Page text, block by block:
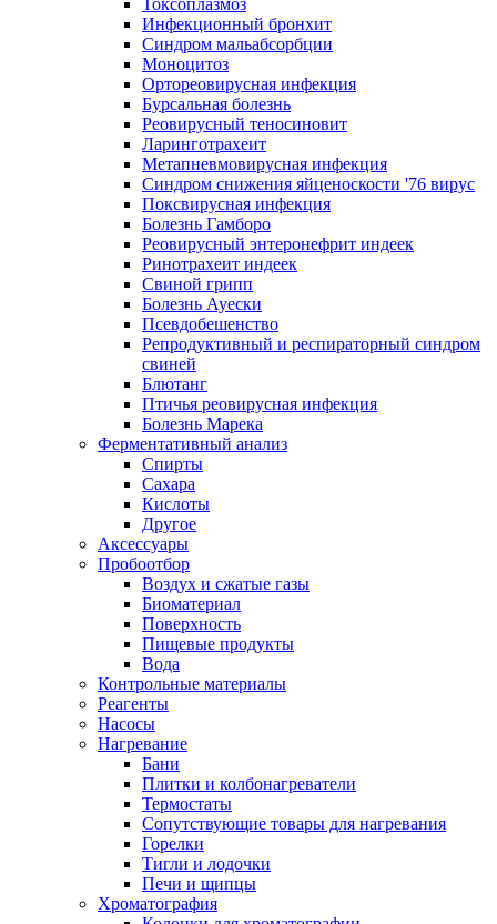
Токсоплазмоз
Инфекционный бронхит
Синдром мальабсорбции
Моноцитоз
Ортореовирусная инфекция
Бурсальная болезнь
Реовирусный теносиновит
Ларинготрахеит
Метапневмовирусная инфекция
Синдром снижения яйценоскости '76 вирус
Поксвирусная инфекция
Болезнь Гамборо
Реовирусный энтеронефрит индеек
Ринотрахеит индеек
Свиной грипп
Болезнь Ауески
Псевдобешенство
Репродуктивный и респираторный синдром
свиней
Блютанг
Птичья реовирусная инфекция
Болезнь Марека
Ферментативный анализ
Спирты
Сахара
Кислоты
Другое
Аксессуары
Пробоотбор
Воздух и сжатые газы
Биоматериал
Поверхность
Пищевые продукты
Вода
Контрольные материалы
Реагенты
Насосы
Нагревание
Бани
Плитки и колбонагреватели
Термостаты
Сопутствующие товары для нагревания
Горелки
Тигли и лодочки
Печи и щипцы
Хроматография